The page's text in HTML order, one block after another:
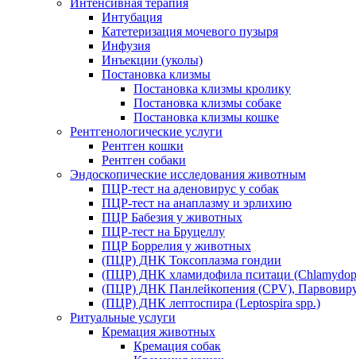
Интенсивная терапия
Интубация
Катетеризация мочевого пузыря
Инфузия
Инъекции (уколы)
Постановка клизмы
Постановка клизмы кролику
Постановка клизмы собаке
Постановка клизмы кошке
Рентгенологические услуги
Рентген кошки
Рентген собаки
Эндоскопические исследования животным
ПЦР-тест на аденовирус у собак
ПЦР-тест на анаплазму и эрлихию
ПЦР Бабезия у животных
ПЦР-тест на Бруцеллу
ПЦР Боррелия у животных
(ПЦР) ДНК Токсоплазма гондии
(ПЦР) ДНК хламидофила пситаци
(ПЦР) ДНК Панлейкопения (CPV),
(ПЦР) ДНК лептоспира (Leptospira spp.)
Ритуальные услуги
Кремация животных
Кремация собак